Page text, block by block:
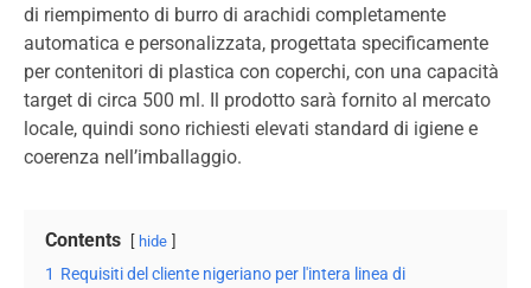
di riempimento di burro di arachidi completamente
automatica e personalizzata, progettata specificamente
per contenitori di plastica con coperchi, con una capacità
target di circa 500 ml. Il prodotto sarà fornito al mercato
locale, quindi sono richiesti elevati standard di igiene e
coerenza nell’imballaggio.
Contents hide
1 Requisiti del cliente nigeriano per l'intera linea di